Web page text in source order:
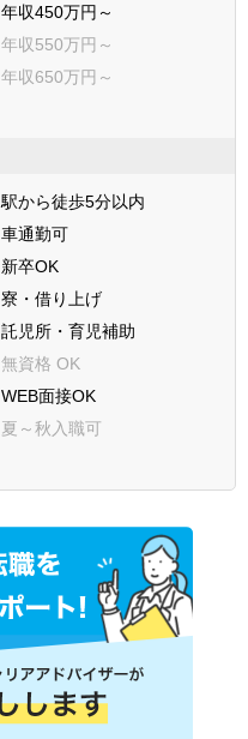
年収450万円～
年収550万円～
年収650万円～
駅から徒歩5分以内
車通勤可
新卒OK
寮・借り上げ
託児所・育児補助
無資格 OK
WEB面接OK
夏～秋入職可